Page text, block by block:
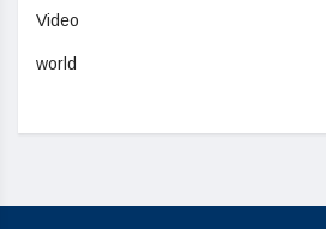
Video
world